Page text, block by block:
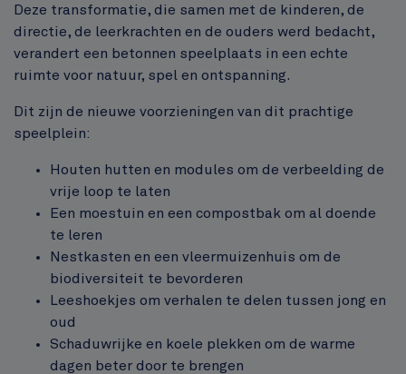
Deze transformatie, die samen met de kinderen, de
directie, de leerkrachten en de ouders werd bedacht,
verandert een betonnen speelplaats in een echte
ruimte voor natuur, spel en ontspanning.
Dit zijn de nieuwe voorzieningen van dit prachtige
speelplein:
Houten hutten en modules om de verbeelding de
vrije loop te laten
Een moestuin en een compostbak om al doende
te leren
Nestkasten en een vleermuizenhuis om de
biodiversiteit te bevorderen
Leeshoekjes om verhalen te delen tussen jong en
oud
Schaduwrijke en koele plekken om de warme
dagen beter door te brengen